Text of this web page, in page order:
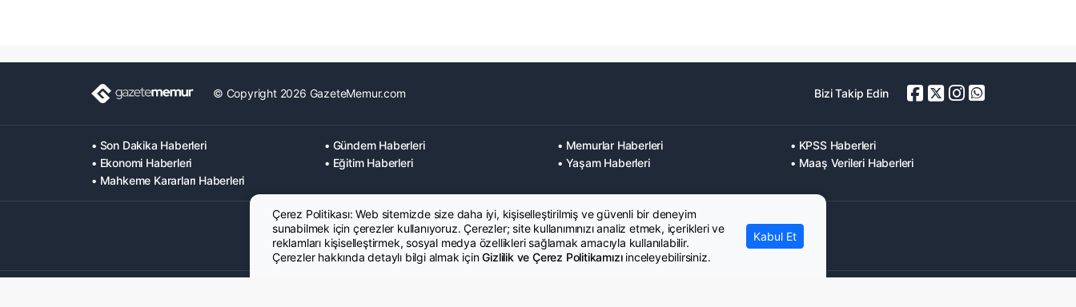
© Copyright 2026 GazeteMemur.com Bizi Takip Edin
• Son Dakika Haberleri • Gündem Haberleri • Memurlar Haberleri
• KPSS Haberleri
• Ekonomi Haberleri
• Eğitim Haberleri • Yaşam Haberleri
• Maaş Verileri Haberleri
• Mahkeme Kararları Haberleri
Çerez Politikası: Web sitemizde size daha iyi, kişiselleştirilmiş ve güvenli bir deneyim
sunabilmek için çerezler kullanıyoruz. Çerezler; site kullanımınızı analiz etmek, içerikleri ve
reklamları kişiselleştirmek, sosyal medya özellikleri sağlamak amacıyla kullanılabilir.
Çerezler hakkında detaylı bilgi almak içinGizlilik ve Çerez Politikamızıinceleyebilirsiniz.
Kabul Et